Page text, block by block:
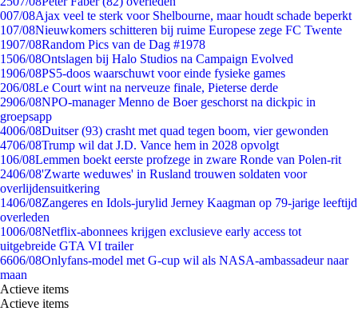
007/08Ajax veel te sterk voor Shelbourne, maar houdt schade beperkt
107/08Nieuwkomers schitteren bij ruime Europese zege FC Twente
1907/08Random Pics van de Dag #1978
1506/08Ontslagen bij Halo Studios na Campaign Evolved
1906/08PS5-doos waarschuwt voor einde fysieke games
206/08Le Court wint na nerveuze finale, Pieterse derde
2906/08NPO-manager Menno de Boer geschorst na dickpic in
groepsapp
4006/08Duitser (93) crasht met quad tegen boom, vier gewonden
4706/08Trump wil dat J.D. Vance hem in 2028 opvolgt
106/08Lemmen boekt eerste profzege in zware Ronde van Polen-rit
2406/08'Zwarte weduwes' in Rusland trouwen soldaten voor
overlijdensuitkering
1406/08Zangeres en Idols-jurylid Jerney Kaagman op 79-jarige leeftijd
overleden
1006/08Netflix-abonnees krijgen exclusieve early access tot
uitgebreide GTA VI trailer
6606/08Onlyfans-model met G-cup wil als NASA-ambassadeur naar
maan
Actieve items
Actieve items